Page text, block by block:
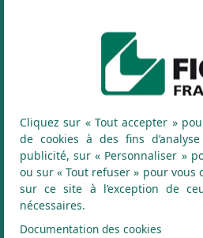
Cliquez sur « Tout accepter »
de cookies à des fins
publicité, sur « Personnaliser »
ou sur « Tout refuser » pour vous
sur ce site à l’exception de
nécessaires.
Documentation des cookies
Gougeage à élimination
Caractéristiques générales